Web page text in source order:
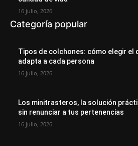
16 julio, 2026
Categoría popular
Tipos de colchones: cómo elegir el
adapta a cada persona
16 julio, 2026
Los minitrasteros, la solución
sin renunciar a tus pertenencias
16 julio, 2026